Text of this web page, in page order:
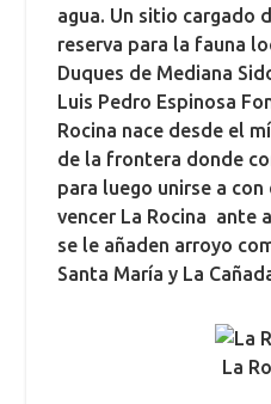
agua. Un sitio cargado
reserva para la fauna
Duques de Mediana
Luis Pedro Espinosa
Rocina nace desde el
de la frontera donde
para luego unirse a
vencer La Rocina ante
se le añaden arroyo
Santa María y La
La